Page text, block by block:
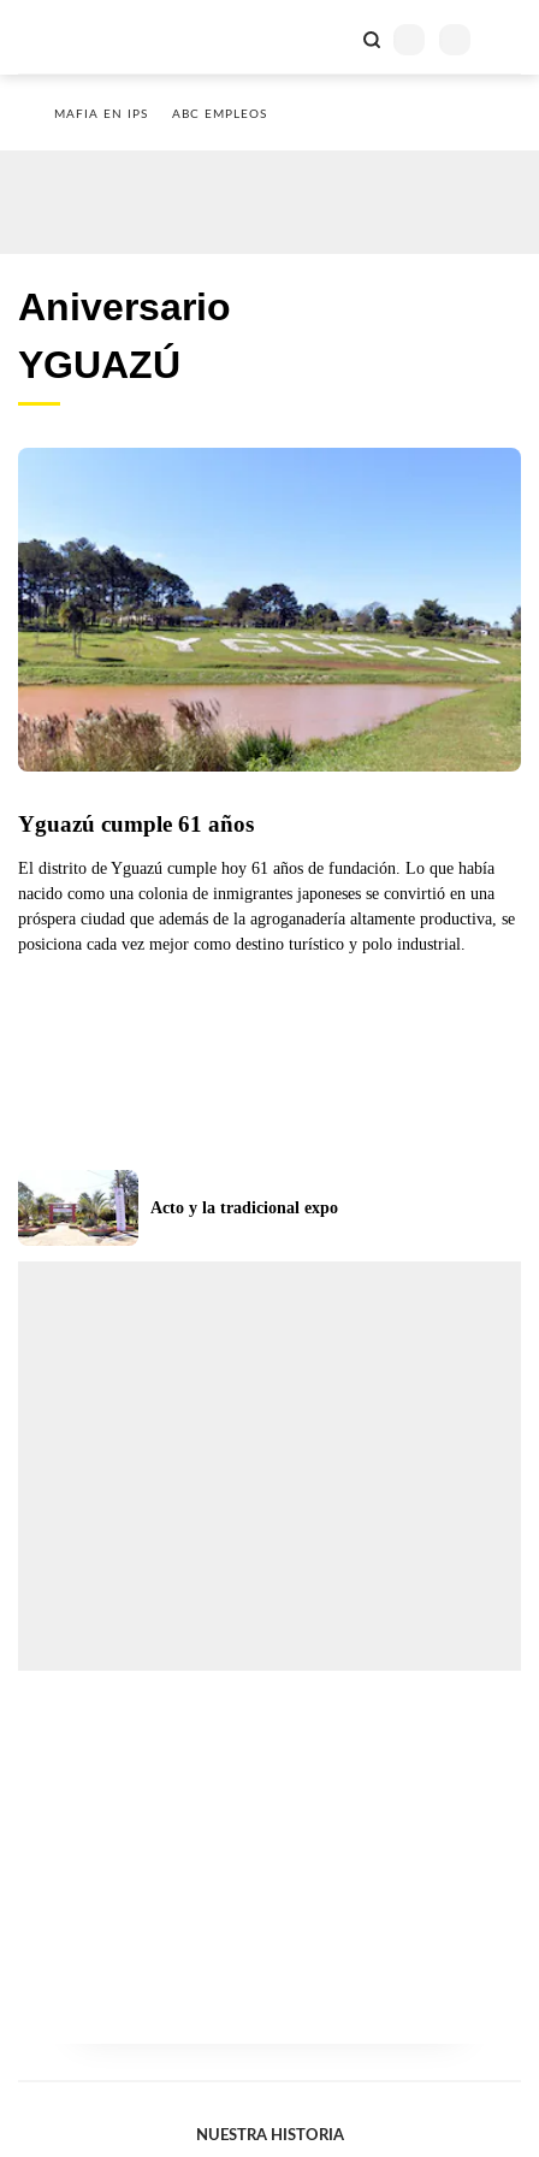
MAFIA EN IPS ABC EMPLEOS
Aniversario
YGUAZÚ
Yguazú cumple 61 años
El distrito de Yguazú cumple hoy 61 años de fundación. Lo que había
nacido como una colonia de inmigrantes japoneses se convirtió en una
próspera ciudad que además de la agroganadería altamente productiva, se
posiciona cada vez mejor como destino turístico y polo industrial.
Acto y la tradicional expo
NUESTRA HISTORIA